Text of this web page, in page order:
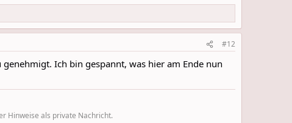
#12
Ich bin gespannt, was hier am Ende nun
Hinweise als private Nachricht.